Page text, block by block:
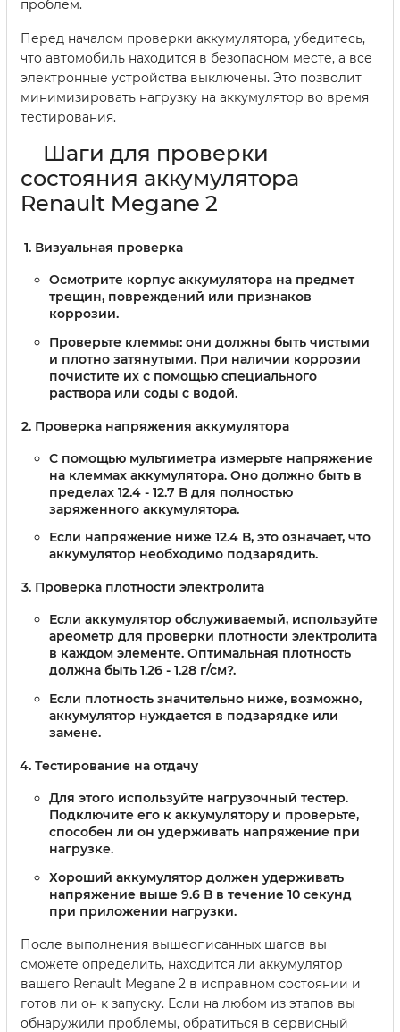
проблем.
Перед началом проверки аккумулятора, убедитесь,
что автомобиль находится в безопасном месте, а все
электронные устройства выключены. Это позволит
минимизировать нагрузку на аккумулятор во время
тестирования.
Шаги для проверки
состояния аккумулятора
Renault Megane 2
Визуальная проверка
Осмотрите корпус аккумулятора на предмет
трещин, повреждений или признаков
коррозии.
Проверьте клеммы: они должны быть чистыми
и плотно затянутыми. При наличии коррозии
почистите их с помощью специального
раствора или соды с водой.
Проверка напряжения аккумулятора
С помощью мультиметра измерьте напряжение
на клеммах аккумулятора. Оно должно быть в
пределах 12.4 - 12.7 В для полностью
заряженного аккумулятора.
Если напряжение ниже 12.4 В, это означает, что
аккумулятор необходимо подзарядить.
Проверка плотности электролита
Если аккумулятор обслуживаемый, используйте
ареометр для проверки плотности электролита
в каждом элементе. Оптимальная плотность
должна быть 1.26 - 1.28 г/см?.
Если плотность значительно ниже, возможно,
аккумулятор нуждается в подзарядке или
замене.
Тестирование на отдачу
Для этого используйте нагрузочный тестер.
Подключите его к аккумулятору и проверьте,
способен ли он удерживать напряжение при
нагрузке.
Хороший аккумулятор должен удерживать
напряжение выше 9.6 В в течение 10 секунд
при приложении нагрузки.
После выполнения вышеописанных шагов вы
сможете определить, находится ли аккумулятор
вашего Renault Megane 2 в исправном состоянии и
готов ли он к запуску. Если на любом из этапов вы
обнаружили проблемы, обратиться в сервисный